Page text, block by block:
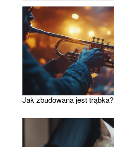
Jak zbudowana jest trąbka?